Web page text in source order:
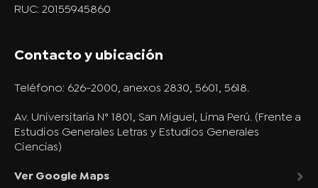
RUC: 20155945860
Contacto y ubicación
Teléfono: 626-2000, anexos 2830, 5601, 5618.
Av. Universitaria N° 1801, San Miguel, Lima Perú. (Frente a
Estudios Generales Letras y Estudios Generales
Ciencias)
Ver Google Maps